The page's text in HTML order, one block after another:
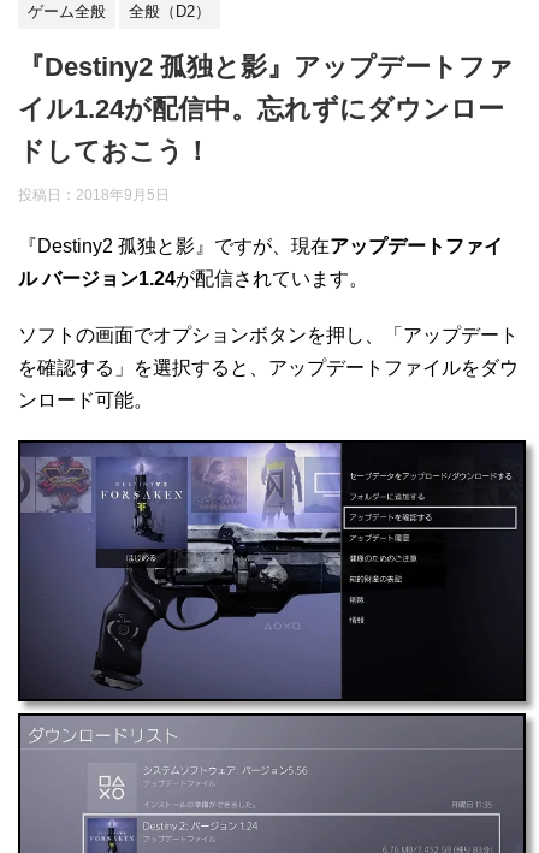
ゲーム全般 全般（D2）
『Destiny2 孤独と影』アップデートファ
イル1.24が配信中。忘れずにダウンロー
ドしておこう！
投稿日： 2018年9月5日
『Destiny2 孤独と影』ですが、現在アップデートファイ
ル バージョン1.24が配信されています。
ソフトの画面でオプションボタンを押し、「アップデート
を確認する」を選択すると、アップデートファイルをダウ
ンロード可能。